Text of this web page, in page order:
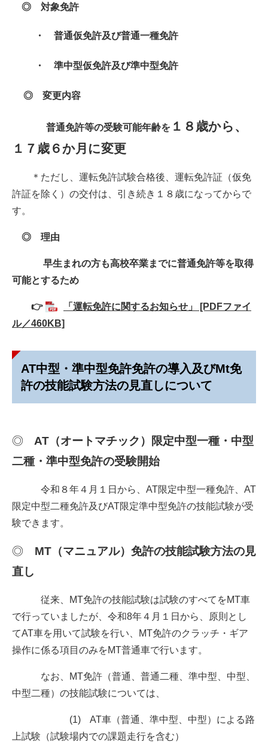
◎ 対象免許
・ 普通仮免許及び普通一種免許
・ 準中型仮免許及び準中型免許
◎ 変更内容
普通免許等の受験可能年齢を １８歳から、
１７歳６か月に変更
＊ただし、運転免許試験合格後、運転免許証（仮免
許証を除く）の交付は、引き続き１８歳になってからで
す。
◎ 理由
早生まれの方も高校卒業までに普通免許等を取得
可能とするため
👉
「運転免許に関するお知らせ」 [PDFファイ
ル／460KB]
AT中型・準中型免許免許の導入及びMt免
許の技能試験方法の見直しについて
◎ AT（オートマチック）限定中型一種・中型
二種・準中型免許の受験開始
令和８年４月１日から、AT限定中型一種免許、AT
限定中型二種免許及びAT限定準中型免許の技能試験が受
験できます。
◎ MT（マニュアル）免許の技能試験方法の見
直し
従来、MT免許の技能試験は試験のすべてをMT車
で行っていましたが、令和8年４月１日から、原則とし
てAT車を用いて試験を行い、MT免許のクラッチ・ギア
操作に係る項目のみをMT普通車で行います。
なお、MT免許（普通、普通二種、準中型、中型、
中型二種）の技能試験については、
(1) AT車（普通、準中型、中型）による路
上試験（試験場内での課題走行を含む）